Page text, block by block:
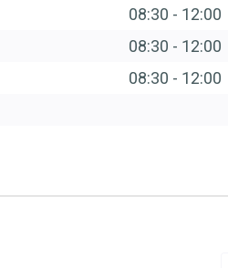
08:30 - 12:00
08:30 - 12:00
08:30 - 12:00